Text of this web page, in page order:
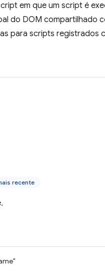
em que um script é
do DOM compartilhado
para scripts registrados
recente